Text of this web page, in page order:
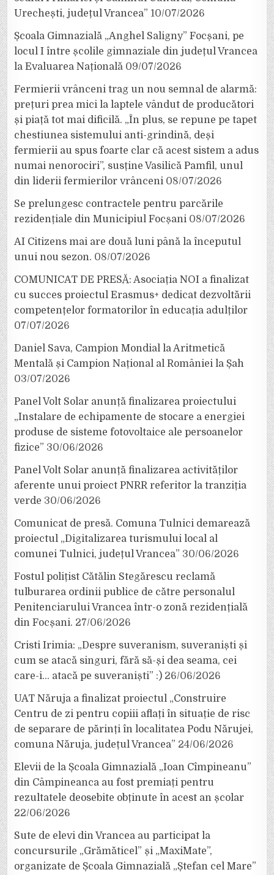
Urechești, județul Vrancea” 10/07/2026
Școala Gimnazială „Anghel Saligny” Focșani, pe
locul I între școlile gimnaziale din județul Vrancea
la Evaluarea Națională 09/07/2026
Fermierii vrânceni trag un nou semnal de alarmă:
prețuri prea mici la laptele vândut de producători
și piață tot mai dificilă. „În plus, se repune pe tapet
chestiunea sistemului anti-grindină, deși
fermierii au spus foarte clar că acest sistem a adus
numai nenorociri”, susține Vasilică Pamfil, unul
din liderii fermierilor vrânceni 08/07/2026
Se prelungesc contractele pentru parcările
rezidențiale din Municipiul Focșani 08/07/2026
AI Citizens mai are două luni până la începutul
unui nou sezon. 08/07/2026
COMUNICAT DE PRESĂ: Asociația NOI a finalizat
cu succes proiectul Erasmus+ dedicat dezvoltării
competențelor formatorilor în educația adulților
07/07/2026
Daniel Sava, Campion Mondial la Aritmetică
Mentală și Campion Național al României la Șah
03/07/2026
Panel Volt Solar anunță finalizarea proiectului
„Instalare de echipamente de stocare a energiei
produse de sisteme fotovoltaice ale persoanelor
fizice” 30/06/2026
Panel Volt Solar anunță finalizarea activităților
aferente unui proiect PNRR referitor la tranziția
verde 30/06/2026
Comunicat de presă. Comuna Tulnici demarează
proiectul „Digitalizarea turismului local al
comunei Tulnici, județul Vrancea” 30/06/2026
Fostul polițist Cătălin Stegărescu reclamă
tulburarea ordinii publice de către personalul
Penitenciarului Vrancea într-o zonă rezidențială
din Focșani. 27/06/2026
Cristi Irimia: „Despre suveranism, suveraniști și
cum se atacă singuri, fără să-și dea seama, cei
care-i… atacă pe suveraniști” :) 26/06/2026
UAT Năruja a finalizat proiectul „Construire
Centru de zi pentru copiii aflați în situație de risc
de separare de părinți în localitatea Podu Nărujei,
comuna Năruja, județul Vrancea” 24/06/2026
Elevii de la Școala Gimnazială „Ioan Cîmpineanu”
din Câmpineanca au fost premiați pentru
rezultatele deosebite obținute în acest an școlar
22/06/2026
Sute de elevi din Vrancea au participat la
concursurile „Grămăticel” și „MaxiMate”,
organizate de Școala Gimnazială „Ștefan cel Mare”